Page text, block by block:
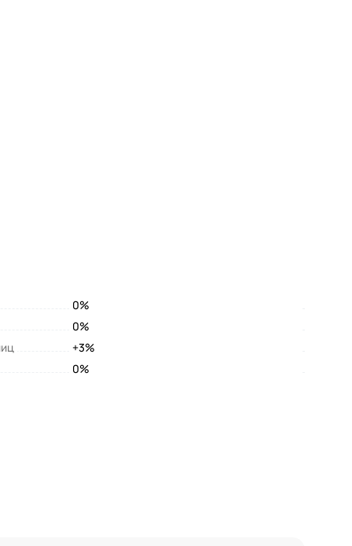
0%
0%
+3%
0%